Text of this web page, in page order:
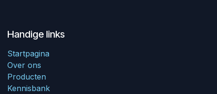
Handige links
Startpagina
Over ons
Producten
Kennisbank